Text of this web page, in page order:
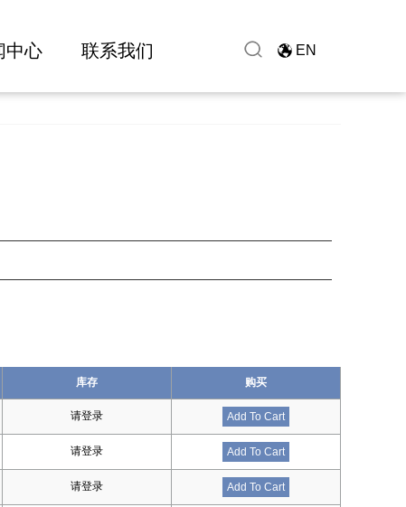
中心 联系我们 EN
库存 购买
请登录 Add To Cart
请登录 Add To Cart
请登录 Add To Cart